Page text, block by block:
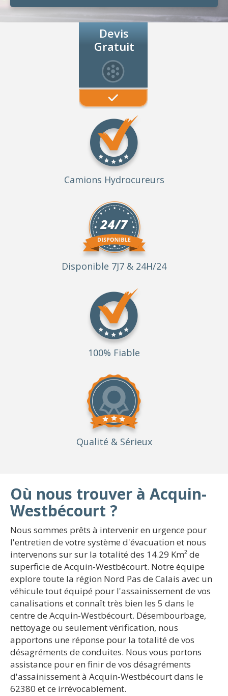
Devis
Gratuit
Camions Hydrocureurs
Disponible 7J7 & 24H/24
100% Fiable
Qualité & Sérieux
Où nous trouver à Acquin-
Westbécourt ?
Nous sommes prêts à intervenir en urgence pour
l'entretien de votre système d'évacuation et nous
intervenons sur sur la totalité des 14.29 Km² de
superficie de Acquin-Westbécourt. Notre équipe
explore toute la région Nord Pas de Calais avec un
véhicule tout équipé pour l'assainissement de vos
canalisations et connaît très bien les 5 dans le
centre de Acquin-Westbécourt. Désembourbage,
nettoyage ou seulement vérification, nous
apportons une réponse pour la totalité de vos
désagréments de conduites. Nous vous portons
assistance pour en finir de vos désagréments
d'assainissement à Acquin-Westbécourt dans le
62380 et ce irrévocablement.